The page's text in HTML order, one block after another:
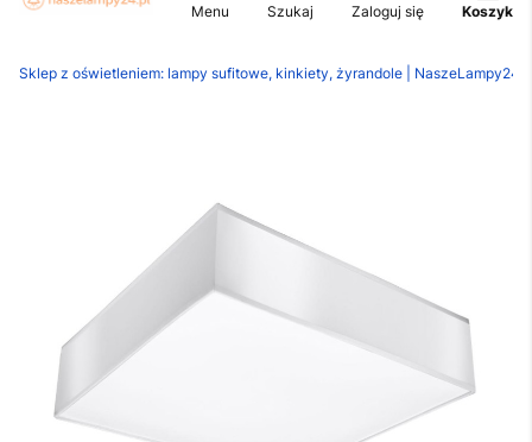
Menu Szukaj Zaloguj się Koszyk
Sklep z oświetleniem: lampy sufitowe, kinkiety, żyrandole |